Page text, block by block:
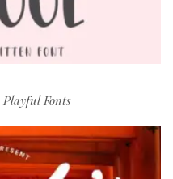
Playful Fonts